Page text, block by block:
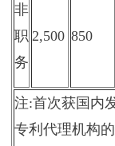
非
职
务
2,500 850
注:首次获国内
专利代理机构